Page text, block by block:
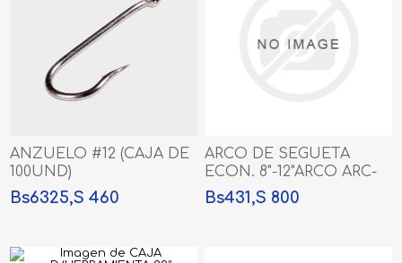
ANZUELO #12 (CAJA DE
100UND)
Bs6325,S 460
ARCO DE SEGUETA
ECON. 8"-12"ARCO ARC-
03
Bs431,S 800